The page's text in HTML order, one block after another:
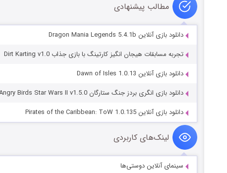
مطالب پیشنهادی
دانلود بازی آنلاین Dragon Mania Legends 5.4.1b
تجربه مسابقات هيجان انگيز كارتينگ با بازی جذاب Dirt Karting v1.0
دانلود بازی آنلاین Dawn of Isles 1.0.13
دانلود بازی انگری بردز جنگ ستارگان Angry Birds Star Wars II v1.5.0
دانلود بازی آنلاین Pirates of the Caribbean: ToW 1.0.135
لینک‌های کاربردی
سینمای آنلاین دوستی‌ها